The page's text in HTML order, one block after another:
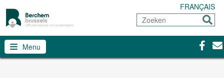
FRANÇAIS
Zoeken
Sturen
Menu